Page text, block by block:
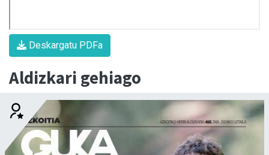
Deskargatu PDFa
Aldizkari gehiago